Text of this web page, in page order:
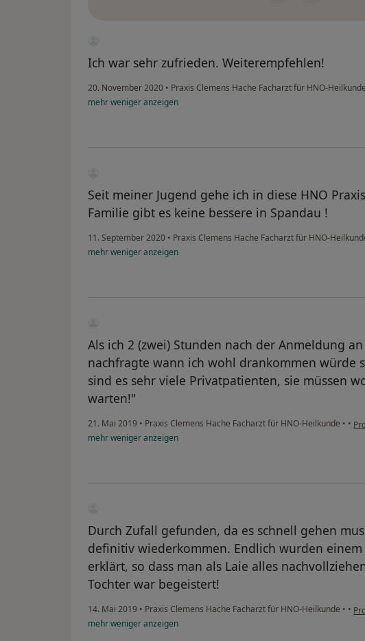
Ich war sehr zufrieden. Weiterempfehlen!
20. November 2020 • Praxis Clemens Hache Facharzt für HNO-Heilkunde
mehrwenigeranzeigen
Seit meiner Jugend gehe ich in diese HNO
Familie gibt es keine bessere in Spandau !
11. September 2020 • Praxis Clemens Hache Facharzt für HNO-
mehrwenigeranzeigen
Als ich 2 (zwei) Stunden nach der Anmeldung
nachfragte wann ich wohl drankommen würde
sind es sehr viele Privatpatienten, sie müssen
warten!"
21. Mai 2019 • Praxis Clemens Hache Facharzt für HNO-Heilkunde • •
mehrwenigeranzeigen
Durch Zufall gefunden, da es schnell gehen
definitiv wiederkommen. Endlich wurden
erklärt, so dass man als Laie alles
Tochter war begeistert!
14. Mai 2019 • Praxis Clemens Hache Facharzt für HNO-Heilkunde • •
mehrwenigeranzeigen